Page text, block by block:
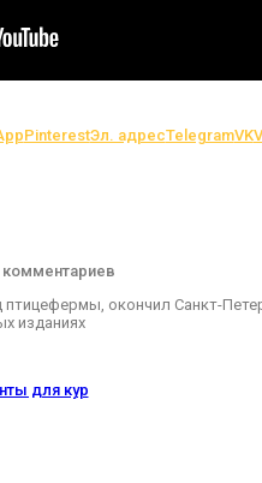
PinterestЭл. адресTelegramVK
комментариев
окончил Санкт-
изданиях
для кур